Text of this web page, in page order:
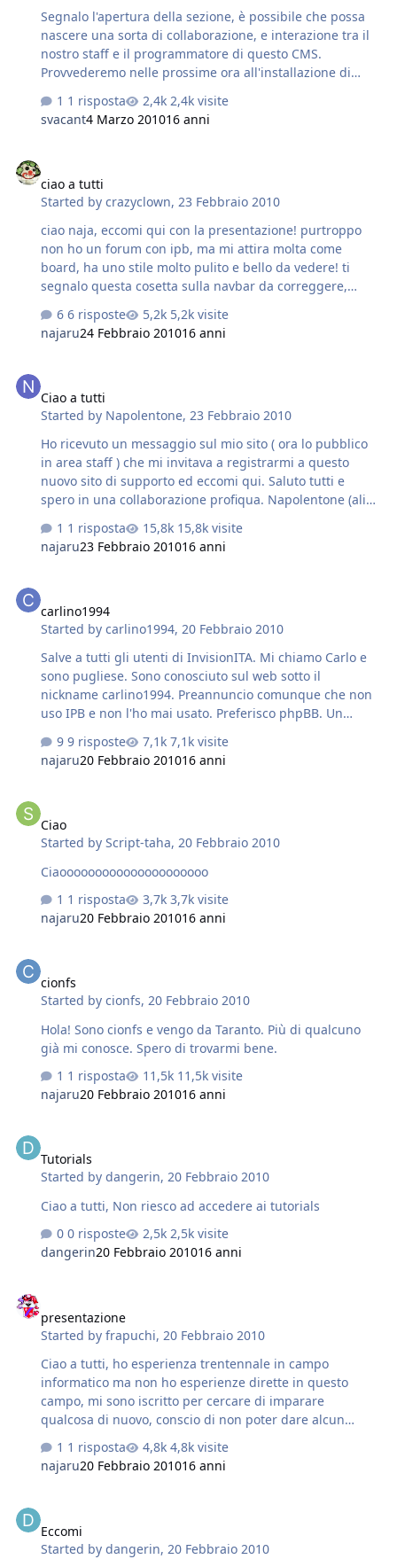
Segnalo l'apertura della sezione, è possibile che possa
nascere una sorta di collaborazione, e interazione tra il
nostro staff e il programmatore di questo CMS.
Provvederemo nelle prossime ora all'installazione di
utilizzeremo per ospitare la guida generale all'uso dei
forum. Lascio la parola aal programmatore/responsabile
1 risposta
2,4k visite
svacant4 Marzo 201016 anni
ciao a tutti
Started bycrazyclown,23 Febbraio 2010
ciao naja, eccomi qui con la presentazione! purtroppo
non ho un forum con ipb, ma mi attira molta come
board, ha uno stile molto pulito e bello da vedere! ti
segnalo questa cosetta sulla navbar da correggere,
6 risposte
5,2k visite
najaru24 Febbraio 201016 anni
Ciao a tutti
Started by Napolentone,23 Febbraio 2010
Ho ricevuto un messaggio sul mio sito ( ora lo pubblico
in area staff ) che mi invitava a registrarmi a questo
nuovo sito di supporto ed eccomi qui. Saluto tutti e
spero in una collaborazione profiqua. Napolentone (alias
dopo segnalo il mio sito nella vostra sezione dei siti
amici così la inauguro
1 risposta
15,8k visite
najaru23 Febbraio 201016 anni
carlino1994
Started bycarlino1994,20 Febbraio 2010
Salve a tutti gli utenti di InvisionITA. Mi chiamo Carlo e
sono pugliese. Sono conosciuto sul web sotto il
nickname carlino1994. Preannuncio comunque che non
uso IPB e non l'ho mai usato. Preferisco phpBB. Un
9 risposte
7,1k visite
najaru20 Febbraio 201016 anni
Ciao
Started byScript-taha,20 Febbraio 2010
Ciaooooooooooooooooooooo
1 risposta
3,7k visite
najaru20 Febbraio 201016 anni
cionfs
Started bycionfs,20 Febbraio 2010
Hola! Sono cionfs e vengo da Taranto. Più di qualcuno
già mi conosce. Spero di trovarmi bene.
1 risposta
11,5k visite
najaru20 Febbraio 201016 anni
Tutorials
Started bydangerin,20 Febbraio 2010
Ciao a tutti, Non riesco ad accedere ai tutorials
0 risposte
2,5k visite
dangerin20 Febbraio 201016 anni
presentazione
Started byfrapuchi, 20 Febbraio 2010
Ciao a tutti, ho esperienza trentennale in campo
informatico ma non ho esperienze dirette in questo
campo, mi sono iscritto per cercare di imparare
qualcosa di nuovo, conscio di non poter dare alcun
parassitismo. Ciao a tutti Franco
1 risposta
4,8k visite
najaru20 Febbraio 201016 anni
Eccomi
Started bydangerin, 20 Febbraio 2010